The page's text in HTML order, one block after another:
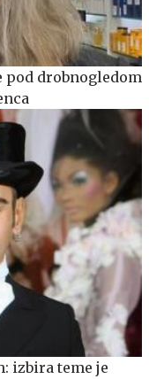
drobnogledom
izbira teme je